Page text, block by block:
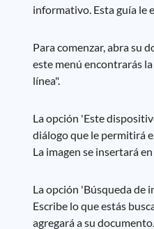
informativo. Esta guía le
Para comenzar, abra su
este menú encontrarás
línea".
La opción 'Este
diálogo que le permitirá
La imagen se insertará
La opción 'Búsqueda de
Escribe lo que estás
agregará a su documento.